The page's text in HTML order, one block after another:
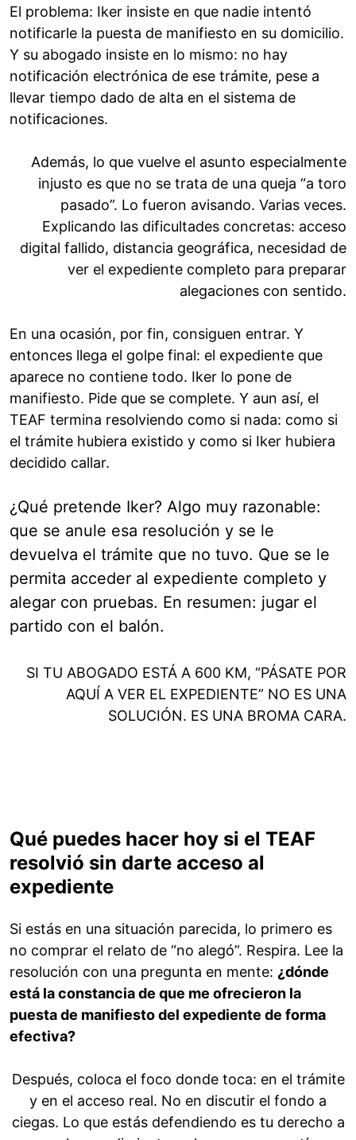
El problema: Iker insiste en que nadie intentó
notificarle la puesta de manifiesto en su domicilio.
Y su abogado insiste en lo mismo: no hay
notificación electrónica de ese trámite, pese a
llevar tiempo dado de alta en el sistema de
notificaciones.
Además, lo que vuelve el asunto especialmente
injusto es que no se trata de una queja “a toro
pasado”. Lo fueron avisando. Varias veces.
Explicando las dificultades concretas: acceso
digital fallido, distancia geográfica, necesidad de
ver el expediente completo para preparar
alegaciones con sentido.
En una ocasión, por fin, consiguen entrar. Y
entonces llega el golpe final: el expediente que
aparece no contiene todo. Iker lo pone de
manifiesto. Pide que se complete. Y aun así, el
TEAF termina resolviendo como si nada: como si
el trámite hubiera existido y como si Iker hubiera
decidido callar.
¿Qué pretende Iker? Algo muy razonable:
que se anule esa resolución y se le
devuelva el trámite que no tuvo. Que se le
permita acceder al expediente completo y
alegar con pruebas. En resumen: jugar el
partido con el balón.
SI TU ABOGADO ESTÁ A 600 KM, “PÁSATE POR
AQUÍ A VER EL EXPEDIENTE” NO ES UNA
SOLUCIÓN. ES UNA BROMA CARA.
Qué puedes hacer hoy si el TEAF
resolvió sin darte acceso al
expediente
Si estás en una situación parecida, lo primero es
no comprar el relato de “no alegó”. Respira. Lee la
resolución con una pregunta en mente: ¿dónde
está la constancia de que me ofrecieron la
puesta de manifiesto del expediente de forma
efectiva?
Después, coloca el foco donde toca: en el trámite
y en el acceso real. No en discutir el fondo a
ciegas. Lo que estás defendiendo es tu derecho a